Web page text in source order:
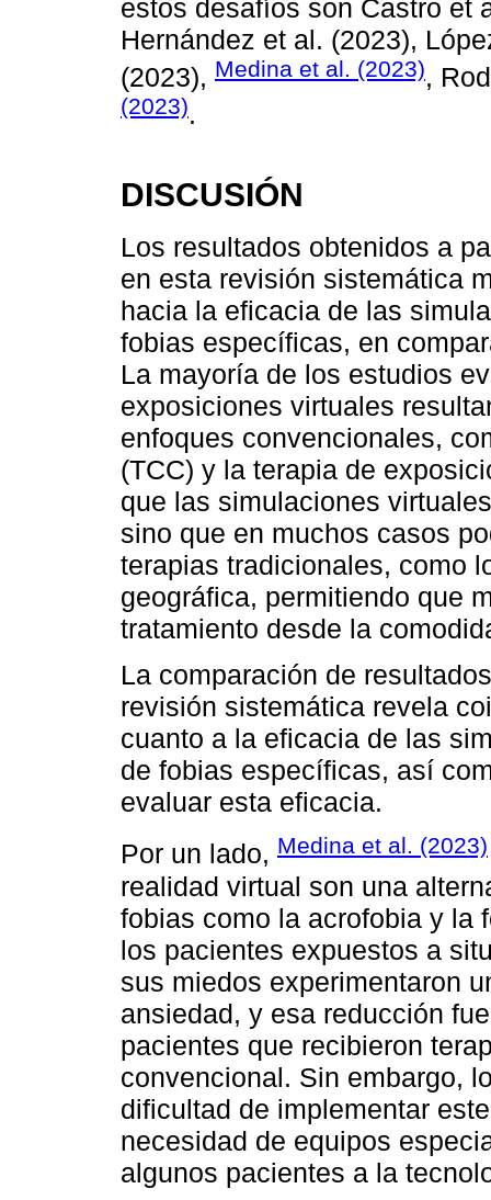
estos desafíos son Castro et
Hernández et al. (2023),
(2023), Medina et al. (2023),
(2023).
DISCUSIÓN
Los resultados obtenidos a
en esta revisión sistemática
hacia la eficacia de las
fobias específicas, en
La mayoría de los estudios
exposiciones virtuales
enfoques convencionales,
(TCC) y la terapia de
que las simulaciones
sino que en muchos casos
terapias tradicionales, como
geográfica, permitiendo que
tratamiento desde la
La comparación de
revisión sistemática revela
cuanto a la eficacia de las
de fobias específicas, así
evaluar esta eficacia.
Por un lado, Medina et al. (2023)
realidad virtual son una
fobias como la acrofobia y la
los pacientes expuestos a
sus miedos experimentaron
ansiedad, y esa reducción
pacientes que recibieron
convencional. Sin embargo,
dificultad de implementar
necesidad de equipos
algunos pacientes a la